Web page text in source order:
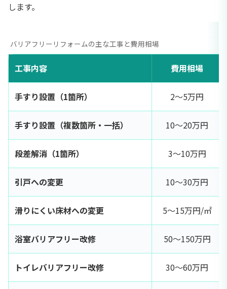
します。
バリアフリーリフォームの主な工事と費用相場
工事内容 費用相場
手すり設置（1箇所） 2〜5万円
手すり設置（複数箇所・一括） 10〜20万円
段差解消（1箇所） 3〜10万円
引戸への変更 10〜30万円
滑りにくい床材への変更 5〜15万円/㎡
浴室バリアフリー改修 50〜150万円
トイレバリアフリー改修 30〜60万円